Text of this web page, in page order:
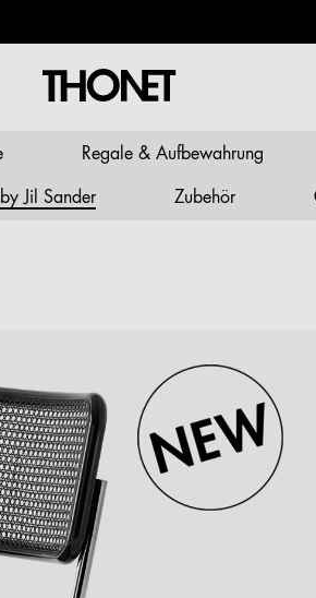
Regale & Aufbewahrung
Jil Sander Zubehör